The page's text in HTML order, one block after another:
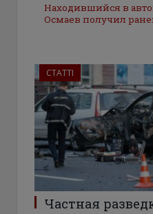
Находившийся в
Осмаев получил
СТАТТІ
Частная